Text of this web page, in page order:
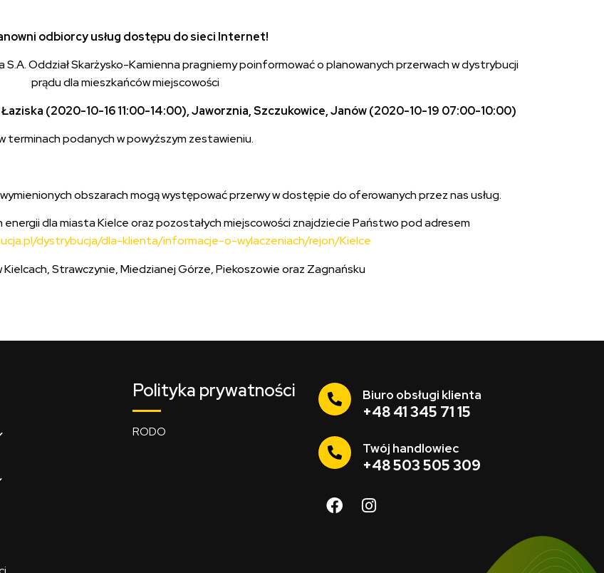
odbiorcy usług dostępu do sieci Internet!
Oddział Skarżysko-Kamienna pragniemy poinformować o planowanych przerwach w dystrybucji
prądu dla mieszkańców miejscowości
(2020-10-16 11:00-14:00), Jaworznia, Szczukowice, Janów (2020-10-19 07:00-10:00)
terminach podanych w powyższym zestawieniu.
obszarach mogą występować przerwy w dostępie do oferowanych przez nas usług.
dla miasta Kielce oraz pozostałych miejscowości znajdziecie Państwo pod adresem
dystrybucja/dla-klienta/informacje-o-wylaczeniach/rejon/Kielce
Strawczynie, Miedzianej Górze, Piekoszowie oraz Zagnańsku
Polityka prywatności
RODO
Biuro obsługi klienta
+48 41 345 71 15
Twój handlowiec
+48 503 505 309